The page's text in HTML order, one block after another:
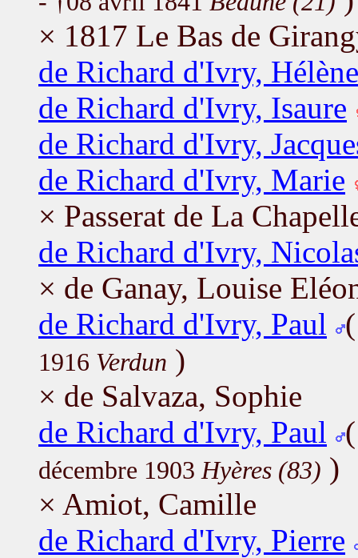
× 1817 Le Bas de
de Richard d'Ivry, Hélène
de Richard d'Ivry, Isaure
de Richard d'Ivry,
de Richard d'Ivry, Marie
× Passerat de La
de Richard d'Ivry,
× de Ganay, Louise
de Richard d'Ivry, Paul
1916 Verdun )
× de Salvaza, Sophie
de Richard d'Ivry, Paul
décembre 1903 Hyères (83) )
× Amiot, Camille
de Richard d'Ivry, Pierre